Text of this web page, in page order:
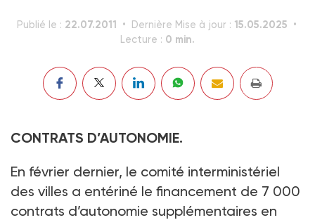
Publié le : 22.07.2011 Dernière Mise à jour : 15.05.2025
Lecture : 0 min.
CONTRATS D’AUTONOMIE.
En février dernier, le comité interministériel
des villes a entériné le financement de 7 000
contrats d’autonomie supplémentaires en